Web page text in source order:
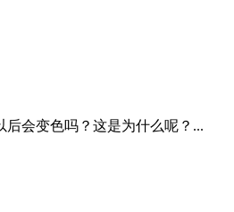
会变色吗？这是为什么呢？...